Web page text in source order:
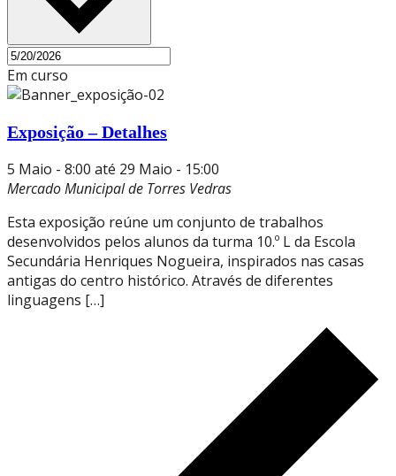
Em curso
Exposição – Detalhes
5 Maio - 8:00 até 29 Maio - 15:00
Mercado Municipal de Torres Vedras
Esta exposição reúne um conjunto de trabalhos
desenvolvidos pelos alunos da turma 10.º L da Escola
Secundária Henriques Nogueira, inspirados nas casas
antigas do centro histórico. Através de diferentes
linguagens […]